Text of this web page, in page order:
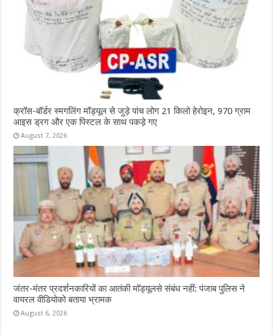
क्रॉस-बॉर्डर स्मगलिंग मॉड्यूल से जुड़े पांच लोग 21 किलो हेरोइन, 970 ग्राम
आइस ड्रग और एक पिस्टल के साथ पकड़े गए
August 7, 2026
जंतर-मंतर प्रदर्शनकारियों का आतंकी मॉड्यूलसे संबंध नहीं: पंजाब पुलिस ने
वायरल वीडियोको बताया भ्रामक
August 6, 2026